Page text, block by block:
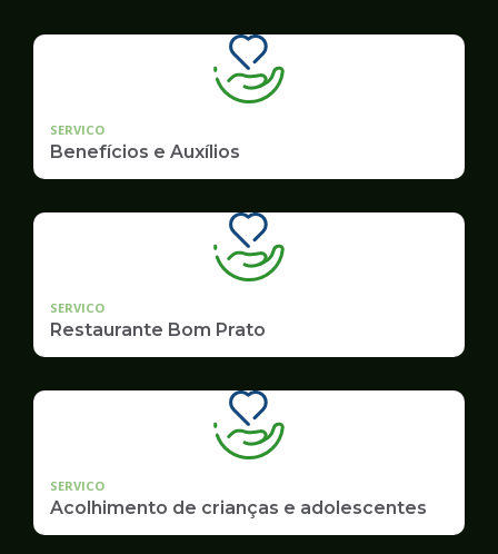
SERVICO
Benefícios e Auxílios
SERVICO
Restaurante Bom Prato
SERVICO
Acolhimento de crianças e adolescentes